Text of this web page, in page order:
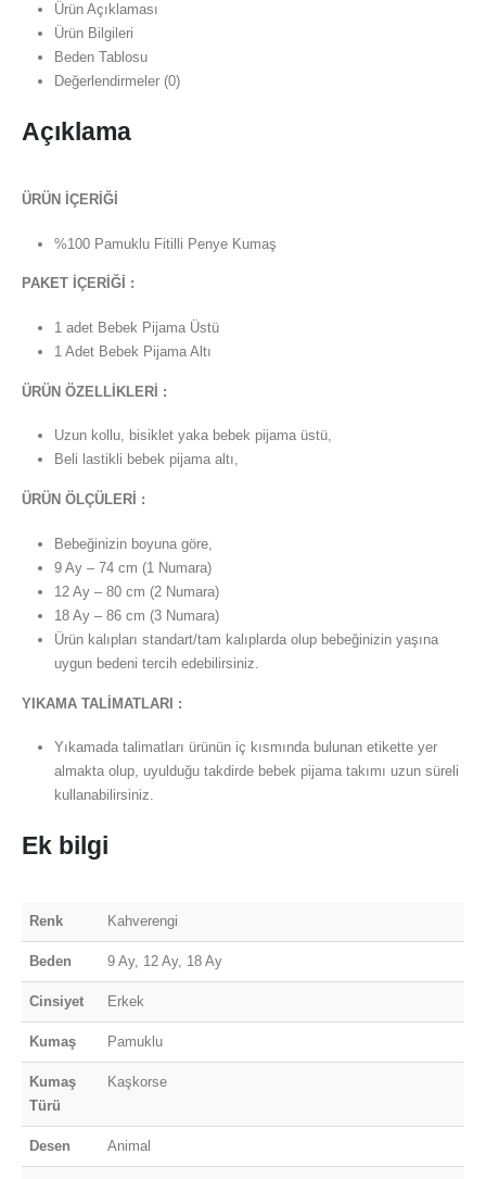
Ürün Açıklaması
Ürün Bilgileri
Beden Tablosu
Değerlendirmeler (0)
Açıklama
ÜRÜN İÇERİĞİ
%100 Pamuklu Fitilli Penye Kumaş
PAKET İÇERİĞİ :
1 adet Bebek Pijama Üstü
1 Adet Bebek Pijama Altı
ÜRÜN ÖZELLİKLERİ :
Uzun kollu, bisiklet yaka bebek pijama üstü,
Beli lastikli bebek pijama altı,
ÜRÜN ÖLÇÜLERİ :
Bebeğinizin boyuna göre,
9 Ay – 74 cm (1 Numara)
12 Ay – 80 cm (2 Numara)
18 Ay – 86 cm (3 Numara)
Ürün kalıpları standart/tam kalıplarda olup bebeğinizin yaşına
uygun bedeni tercih edebilirsiniz.
YIKAMA TALİMATLARI :
Yıkamada talimatları ürünün iç kısmında bulunan etikette yer
almakta olup, uyulduğu takdirde bebek pijama takımı uzun süreli
kullanabilirsiniz.
Ek bilgi
Renk Kahverengi
Beden 9 Ay, 12 Ay, 18 Ay
Cinsiyet Erkek
Kumaş Pamuklu
Kumaş
Türü
Kaşkorse
Desen Animal